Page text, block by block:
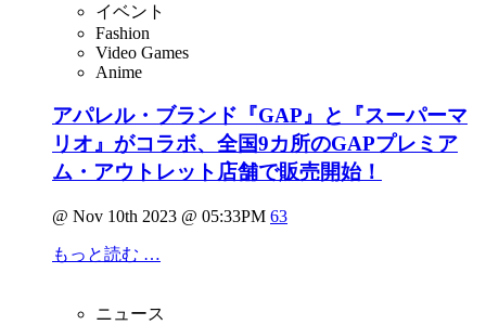
イベント
Fashion
Video Games
Anime
アパレル・ブランド『GAP』と『スーパーマ
リオ』がコラボ、全国9カ所のGAPプレミア
ム・アウトレット店舗で販売開始！
@ Nov 10th 2023 @ 05:33PM 63
もっと読む …
ニュース